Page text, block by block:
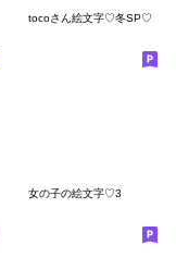
tocoさん絵文字♡冬SP♡
女の子の絵文字♡3